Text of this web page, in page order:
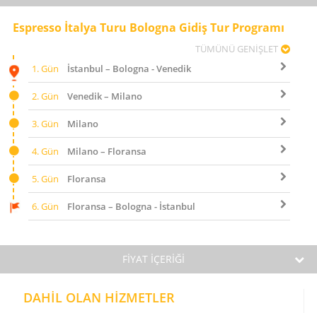
Espresso İtalya Turu Bologna Gidiş Tur Programı
TÜMÜNÜ GENİŞLET
1. Gün
İstanbul – Bologna - Venedik
2. Gün Venedik – Milano
3. Gün Milano
4. Gün Milano – Floransa
5. Gün Floransa
6. Gün Floransa – Bologna - İstanbul
FİYAT İÇERİĞİ
DAHİL OLAN HİZMETLER